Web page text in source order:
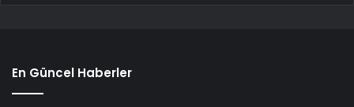
En Güncel Haberler